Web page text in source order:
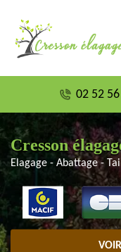
02 52
Cresson
Elagage - Abattage -